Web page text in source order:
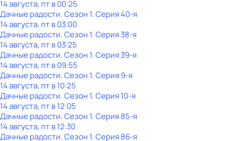
14 августа, пт в 00:25
Дачные радости. Сезон 1. Серия 40-я
14 августа, пт в 03:00
Дачные радости. Сезон 1. Серия 38-я
14 августа, пт в 03:25
Дачные радости. Сезон 1. Серия 39-я
14 августа, пт в 09:55
Дачные радости. Сезон 1. Серия 9-я
14 августа, пт в 10:25
Дачные радости. Сезон 1. Серия 10-я
14 августа, пт в 12:05
Дачные радости. Сезон 1. Серия 85-я
14 августа, пт в 12:30
Дачные радости. Сезон 1. Серия 86-я